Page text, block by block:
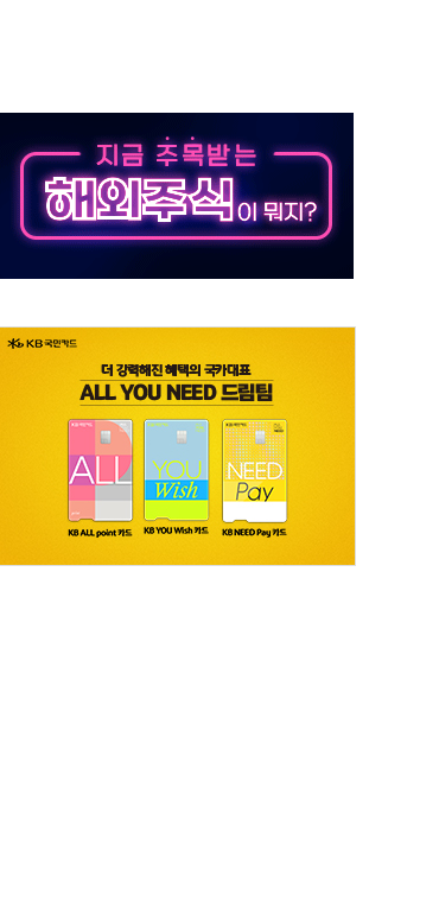
'
발목
트래블로그 하나카드' 출시
투자 전략 강연
년 드라이브'에도 지지율 견인 역부족